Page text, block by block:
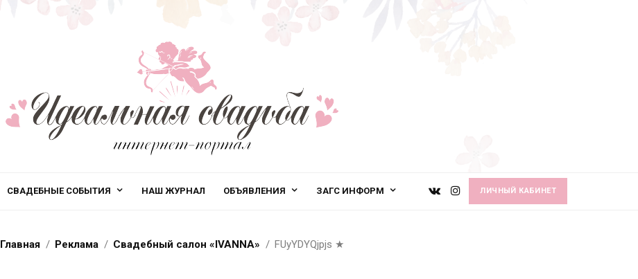
СВАДЕБНЫЕ СОБЫТИЯ НАШ ЖУРНАЛ ОБЪЯВЛЕНИЯ ЗАГС ИНФОРМ ЛИЧНЫЙ КАБИНЕТ
Главная Реклама Свадебный салон «IVANNA» FUyYDYQjpjs ★